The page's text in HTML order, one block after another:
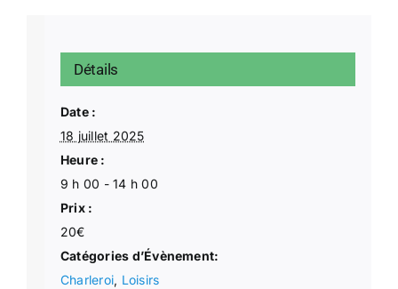
Détails
Date :
18 juillet 2025
Heure :
9 h 00 - 14 h 00
Prix :
20€
Catégories d’Évènement:
Charleroi, Loisirs